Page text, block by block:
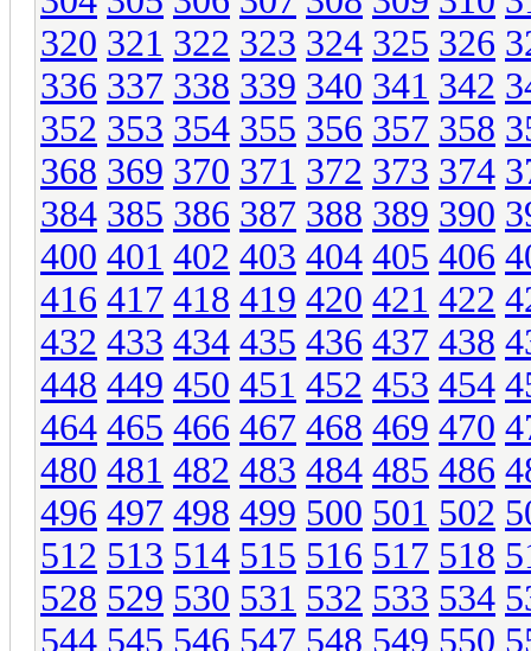
320 321 322 323 324 325 326
336 337 338 339 340 341 342
352 353 354 355 356 357 358
368 369 370 371 372 373 374
384 385 386 387 388 389 390
400 401 402 403 404 405 406
416 417 418 419 420 421 422
432 433 434 435 436 437 438
448 449 450 451 452 453 454
464 465 466 467 468 469 470
480 481 482 483 484 485 486
496 497 498 499 500 501 502
512 513 514 515 516 517 518
528 529 530 531 532 533 534
544 545 546 547 548 549 550